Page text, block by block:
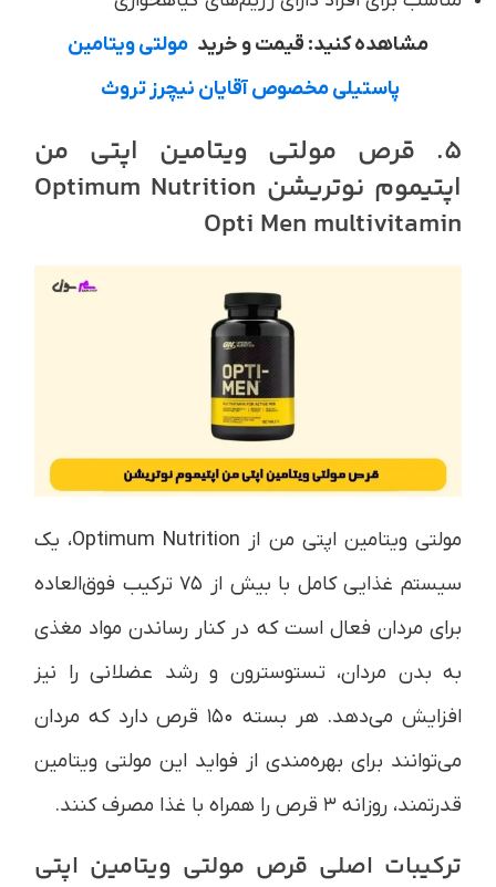
مشاهده کنید: قیمت و خرید مولتی‌ ویتامین
پاستیلی مخصوص آقایان نیچرز تروث
5. قرص مولتی ویتامین اپتی من
اپتیموم نوتریشن Optimum Nutrition
Opti Men multivitamin
مولتی ویتامین اپتی من از Optimum Nutrition، یک
سیستم غذایی کامل با بیش از ۷۵ ترکیب فوق‌العاده
برای مردان فعال است که در کنار رساندن مواد مغذی
به بدن مردان، تستوسترون و رشد عضلانی را نیز
افزایش می‌دهد. هر بسته ۱۵۰ قرص دارد که مردان
می‌توانند برای بهره‌مندی از فواید این مولتی ویتامین
قدرتمند، روزانه ۳ قرص را همراه با غذا مصرف کنند.
ترکیبات اصلی قرص مولتی ویتامین اپتی